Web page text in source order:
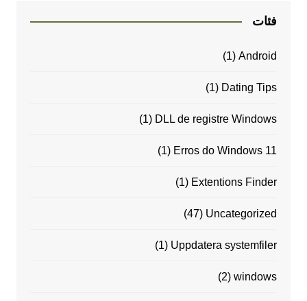
فئات
Android
(1)
Dating Tips
(1)
DLL de registre Windows
(1)
Erros do Windows 11
(1)
Extentions Finder
(1)
Uncategorized
(47)
Uppdatera systemfiler
(1)
windows
(2)